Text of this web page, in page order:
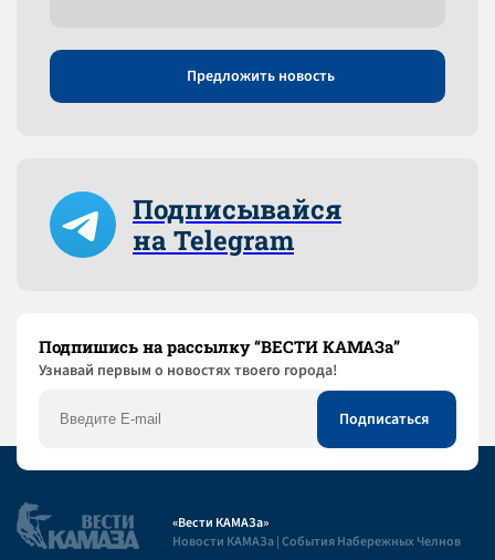
Предложить новость
Подписывайся
на Telegram
Подпишись на рассылку “ВЕСТИ КАМАЗа”
Узнaвай первым о новостях твоего города!
«Вести КАМАЗа»
Новости КАМАЗа | События Набережных Челнов